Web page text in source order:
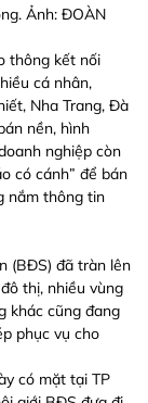
Ảnh: ĐOÀN
thông kết nối
cá nhân,
Nha Trang, Đà
nền, hình
nghiệp còn
có cánh” để bán
nắm thông tin
(BĐS) đã tràn lên
thị, nhiều vùng
khác cũng đang
phục vụ cho
có mặt tại TP